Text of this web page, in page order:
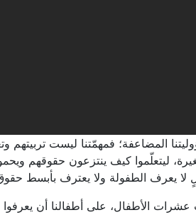
المضاعفة؛ فمهمّتنا ليست تربيتهم
ليتعلّموا كيف ينتزعون حقوقهم
لا يعرف الطفولة ولا يعترف بأبسط حقوق
الأطفال، على أطفالنا أن